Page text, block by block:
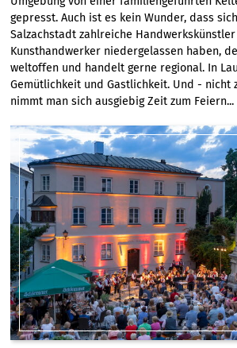
gepresst. Auch ist es kein Wunder, dass
Salzachstadt zahlreiche Handwerkskünstler
Kunsthandwerker niedergelassen haben,
weltoffen und handelt gerne regional. In
Gemütlichkeit und Gastlichkeit. Und - nicht
nimmt man sich ausgiebig Zeit zum Feiern...